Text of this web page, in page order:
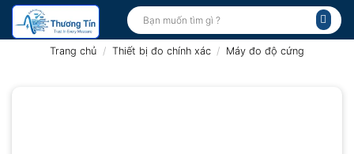
Bỏ
qua
Tìm
kiếm:
Trang chủ / Thiết bị đo chính xác / Máy đo độ cứng